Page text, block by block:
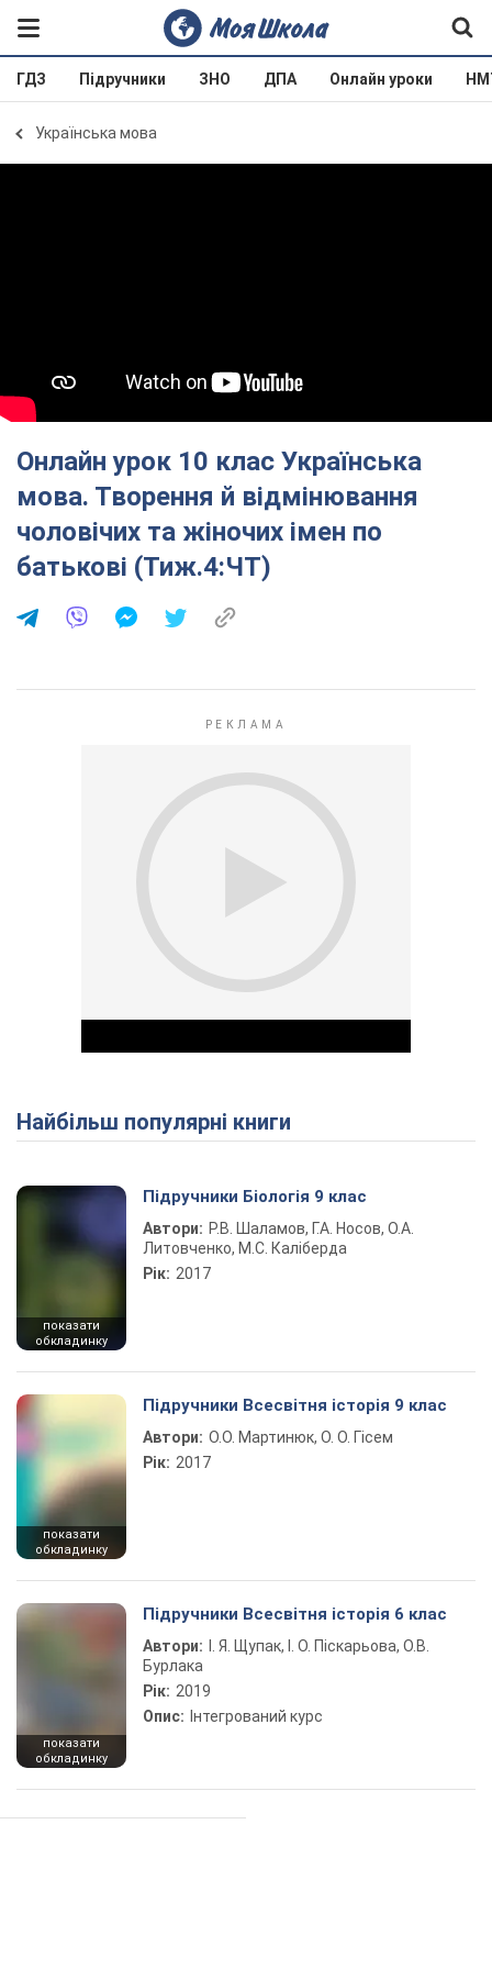
ГДЗ Підручники ЗНО ДПА Онлайн уроки
Українська мова
Онлайн урок 10 клас Українська
мова. Творення й відмінювання
чоловічих та жіночих імен по
батькові (Тиж.4:ЧТ)
Play Video
Найбільш популярні книги
показати
обкладинку
Підручники Біологія 9 клас
Автори: Р.В. Шаламов, Г.А. Носов, О.А.
Литовченко, М.С. Каліберда
Рік: 2017
показати
обкладинку
Підручники Всесвітня історія 9 клас
Автори: О.О. Мартинюк, О. О. Гісем
Рік: 2017
показати
обкладинку
Підручники Всесвітня історія 6 клас
Автори:
І. Я. Щупак, І. О. Піскарьова, О.В.
Бурлака
Рік: 2019
Опис: Інтегрований курс